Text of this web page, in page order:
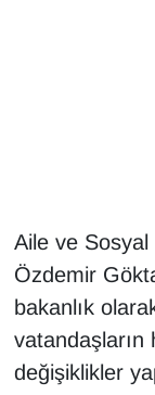
Aile ve Sosyal
Özdemir
bakanlık
vatandaşların
değişiklikler
İngilizce
Kadın
Kamu